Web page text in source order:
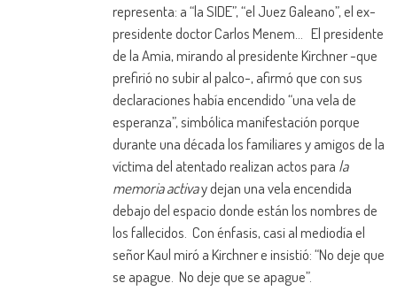
representa: a “la SIDE”, “el Juez Galeano”, el ex-
presidente doctor Carlos Menem… El presidente
de la Amia, mirando al presidente Kirchner -que
prefirió no subir al palco-, afirmó que con sus
declaraciones había encendido “una vela de
esperanza”, simbólica manifestación porque
durante una década los familiares y amigos de la
víctima del atentado realizan actos para la
memoria activay dejan una vela encendida
debajo del espacio donde están los nombres de
los fallecidos. Con énfasis, casi al mediodía el
señor Kaul miró a Kirchner e insistió: “No deje que
se apague. No deje que se apague”.